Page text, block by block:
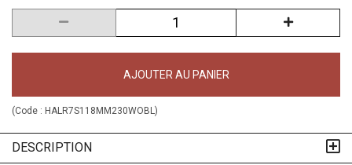
AJOUTER AU PANIER
(Code : HALR7S118MM230WOBL )
DESCRIPTION